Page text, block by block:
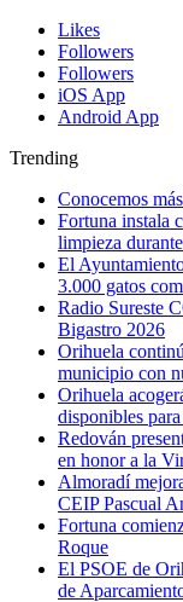
Likes
Followers
Followers
iOS App
Android App
Trending
Conocemos
Fortuna instala
limpieza
El
3.000 gatos
Radio Sureste
Bigastro 2026
Orihuela
municipio con
Orihuela
disponibles
Redován
en honor a la
Almoradí
CEIP Pascual
Fortuna
Roque
El PSOE de
de